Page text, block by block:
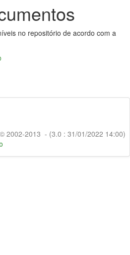
no repositório de acordo com a
2002-2013 - (3.0 : 31/01/2022 14:00)